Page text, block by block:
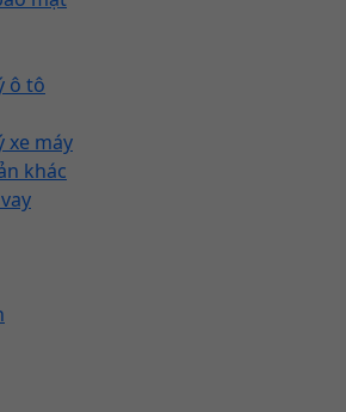
ô tô
xe máy
khác